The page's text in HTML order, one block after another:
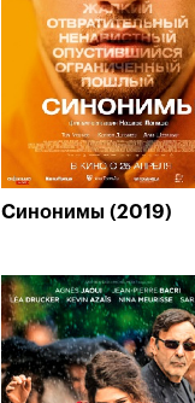
Синонимы (2019)